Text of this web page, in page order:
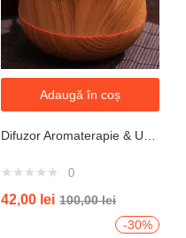
Adaugă în coș
0
42,00 lei 100,00lei
-30%